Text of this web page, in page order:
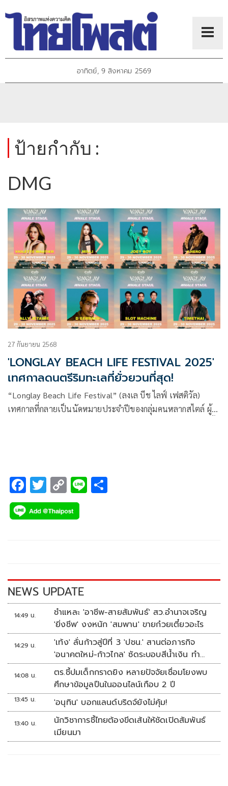
อาทิตย์, 9 สิงหาคม 2569
ป้ายกำกับ :
DMG
27 กันยายน 2568
'LONGLAY BEACH LIFE FESTIVAL 2025'
เทศกาลดนตรีริมทะเลที่ยั่วยวนที่สุด!
“Longlay Beach Life Festival” (ลงเล บีช ไลฟ์ เฟสติวัล)
เทศกาลที่กลายเป็นนัดหมายประจำปีของกลุ่มคนหลากสไตล์ ผู้
F
ac
e
k
T
wi
tt
C
o
p
k
Li
NEWS UPDATE
14:49 น.
ชำแหละ 'อาชีพ-สายสัมพันธ์' สว.อำนาจเจริญ
'ยิ่งชีพ' งงหนัก 'สมพาน' ขายก๋วยเตี๋ยวอะไร
14:29 น.
'เท้ง' ลั่นก้าวสู่ปีที่ 3 'ปชน.' สานต่อภารกิจ
'อนาคตใหม่-ก้าวไกล' ซัดระบอบสีน้ำเงิน ทำ
หลักนิติรัฐ-นิติธรรมสั่นคลอน
14:08 น.
ตร.ชี้ปมเด็กกราดยิง หลายปัจจัยเชื่อมโยงพบ
ศึกษาข้อมูลปืนในออนไลน์เกือบ 2 ปี
13:45 น. 'อนุทิน' บอกแลนด์บริดจ์ยังไม่คุ้ม!
13:40 น.
นักวิชาการชี้ไทยต้องขีดเส้นให้ชัดเปิดสัมพันธ์
เมียนมา